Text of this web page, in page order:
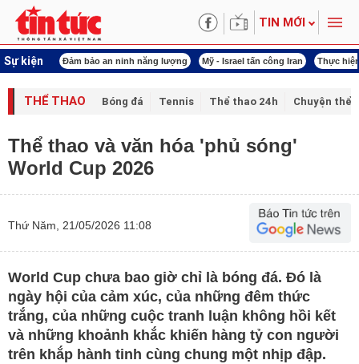
TIN MỚI
Sự kiện
lượng Mỹ - Israel tấn công Iran Thực hiện Nghị quyết 80 Thực hiện
THỂ THAO Bóng đá Tennis Thể thao 24h Chuyện thể
Thể thao và văn hóa 'phủ sóng'
World Cup 2026
Thứ Năm, 21/05/2026 11:08
World Cup chưa bao giờ chỉ là bóng đá. Đó là
ngày hội của cảm xúc, của những đêm thức
trắng, của những cuộc tranh luận không hồi kết
và những khoảnh khắc khiến hàng tỷ con người
trên khắp hành tinh cùng chung một nhịp đập.